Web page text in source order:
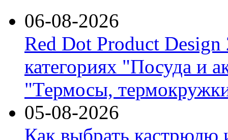
06-08-2026
Red Dot Product Design
категориях "Посуда и
"Термосы,
05-08-2026
Как выбрать кастрюлю